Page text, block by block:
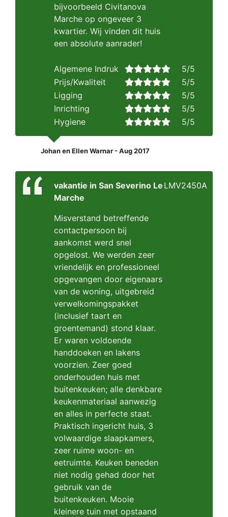
bijvoorbeeld Civitanova
Marche op ongeveer 3
kwartier. Wij vinden dit huis
een absolute aanrader!
Algemene Indruk
5/5
Prijs/Kwaliteit
5/5
Ligging
5/5
Inrichting
5/5
Hygiene
5/5
Johan en Ellen Warnar - Aug 2017
vakantie in San Severino Le
Marche
Misverstand betreffende
contactpersoon bij
aankomst werd snel
opgelost. We werden zeer
vriendelijk en professioneel
opgevangen door eigenaars
van de woning, uitgebreid
verwelkomingspakket
(inclusief taart en
groentemand) stond klaar.
Er waren voldoende
handdoeken en lakens
voorzien. Zeer goed
onderhouden huis met
buitenkeuken; alle denkbare
keukenmateriaal aanwezig
en alles in perfecte staat.
Praktisch ingericht huis, 3
volwaardige slaapkamers,
zeer ruime woon- en
eetruimte. Keuken beneden
niet nodig gehad door het
gebruik van de
buitenkeuken. Mooie
kleinere tuin met opstaand
LMV2450A